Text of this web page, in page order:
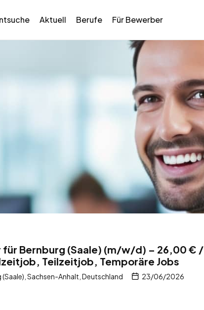
Aktuell Berufe Für Bewerber
für Bernburg (Saale) (m/w/d) – 26,00 € /
Teilzeitjob, Temporäre Jobs
Sachsen-Anhalt, Deutschland 23/06/2026